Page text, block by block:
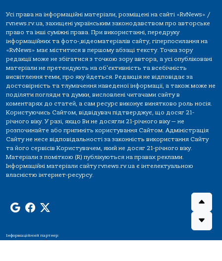
Усі права на інформаційні матеріали, розміщені на сайті «RvNews» /
rvnews.rv.ua, захищені українським законодавством про авторське
право та інші суміжні права. При використанні, передруку
інформаційних та фото-,відеоматеріалів сайту, гіперпосилання на
«RvNews» має міститися в першому абзаці тексту. Точка зору
редакції може не збігатися з точкою зору автора, а усі опубліковані
матеріали не претендують на об'єктивність та всебічність
висвітлення теми, про яку йдеться. Редакція не відповідає за
достовірність та тлумачення наведеної інформації, а також може не
поділяти погляди та думки, висловлені читачами сайту в
коментарях до статей, а сам ресурс виконує винятково роль носія.
Користуючись Сайтом, відвідувач підтверджує, що досяг 21-
річного віку. У разі, якщо Ви не досягли 21-річного віку — не
розпочинайте або припиніть користування Сайтом. Адміністрація
Сайту не несе відповідальності за законність використання Сайту
та його сервісів Користувачем, який не досяг 21-річного віку.
Матеріали з поміткою (R) публікуються на правах реклами.
Інформаційні матеріали сайту rvnews.rv.ua є інтелектуальною
власністю інтернет-ресурсу.
Інформаційний партнер: